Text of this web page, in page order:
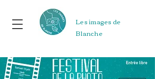
Les images de
Blanche